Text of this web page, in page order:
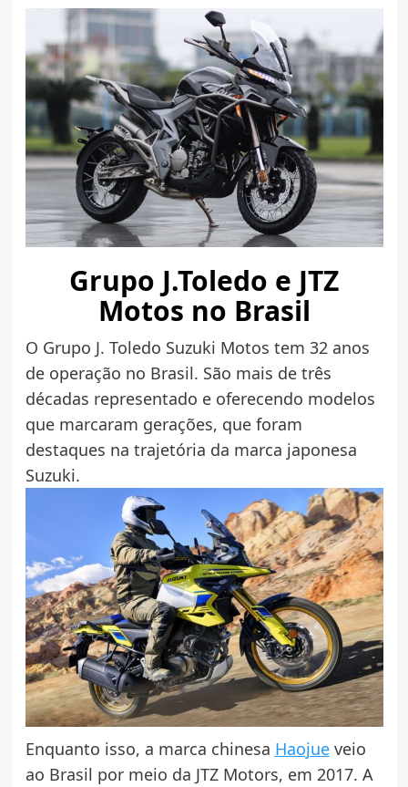
Grupo J.Toledo e JTZ
Motos no Brasil
O Grupo J. Toledo Suzuki Motos tem 32 anos
de operação no Brasil. São mais de três
décadas representado e oferecendo modelos
que marcaram gerações, que foram
destaques na trajetória da marca japonesa
Suzuki.
Enquanto isso, a marca chinesa Haojueveio
ao Brasil por meio da JTZ Motors, em 2017. A